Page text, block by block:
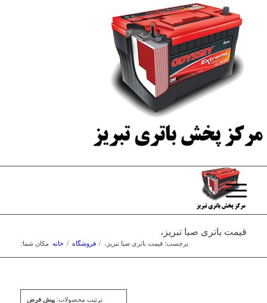
قیمت باتری صبا تبریز،
مکان شما: خانه / فروشگاه / برچسب: قیمت باتری صبا تبریز،
ترتیب محصولات:پیش فرض